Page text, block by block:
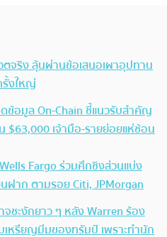
ตจริง ลุ้นผ่านข้อเสนอเผาอุปทาน
รั้งใหญ่
ดข้อมูล On-Chain ชี้แนวรับสำคัญ
$63,000 เจ้ามือ-รายย่อยแห่ช้อน
Fargo ร่วมศึกชิงส่วนแบ่ง
นฝาก ตามรอย Citi, JPMorgan
ชะงักยาว ๆ หลัง Warren ร้อง
เหรียญมีมของทรัมป์ เพราะทำนัก